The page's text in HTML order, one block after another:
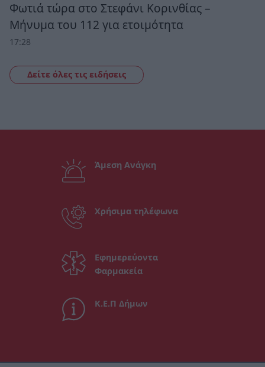
Φωτιά τώρα στο Στεφάνι Κορινθίας –
Μήνυμα του 112 για ετοιμότητα
17:28
Δείτε όλες τις ειδήσεις
Άμεση Ανάγκη
Χρήσιμα τηλέφωνα
Εφημερεύοντα
Φαρμακεία
Κ.Ε.Π Δήμων